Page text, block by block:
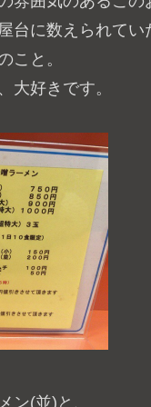
台に数えられてい
こと。
大好きです。
ン(並)と、